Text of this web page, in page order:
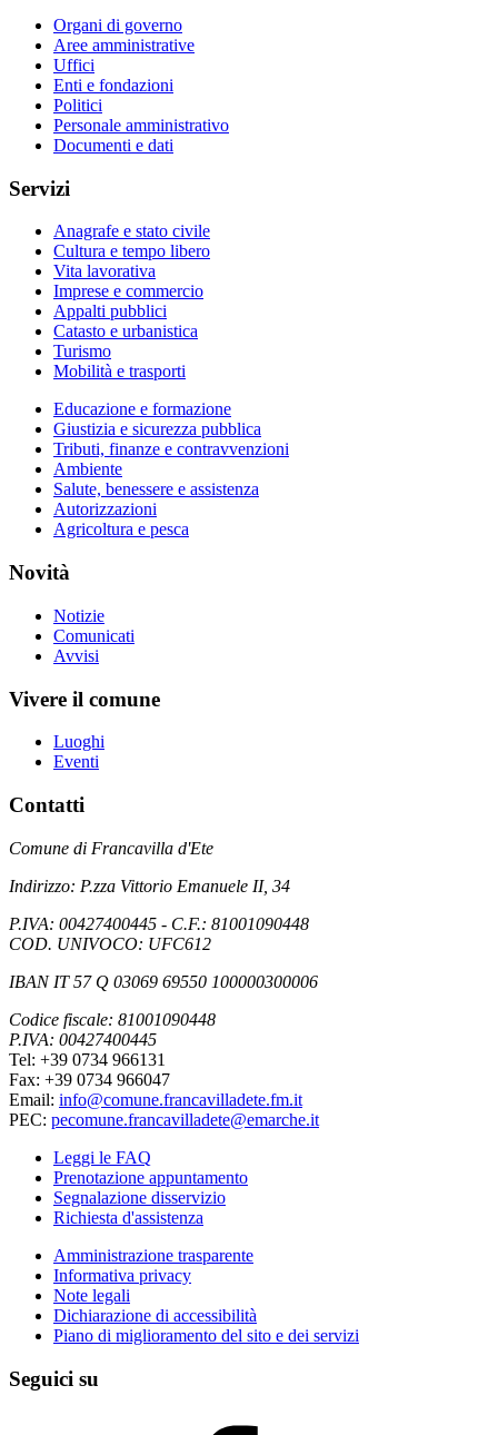
Organi di governo
Aree amministrative
Uffici
Enti e fondazioni
Politici
Personale amministrativo
Documenti e dati
Servizi
Anagrafe e stato civile
Cultura e tempo libero
Vita lavorativa
Imprese e commercio
Appalti pubblici
Catasto e urbanistica
Turismo
Mobilità e trasporti
Educazione e formazione
Giustizia e sicurezza pubblica
Tributi, finanze e contravvenzioni
Ambiente
Salute, benessere e assistenza
Autorizzazioni
Agricoltura e pesca
Novità
Notizie
Comunicati
Avvisi
Vivere il comune
Luoghi
Eventi
Contatti
Comune di Francavilla d'Ete
Indirizzo: P.zza Vittorio Emanuele II, 34
P.IVA: 00427400445 - C.F.: 81001090448
COD. UNIVOCO: UFC612
IBAN IT 57 Q 03069 69550 100000300006
Codice fiscale: 81001090448
P.IVA: 00427400445
Tel: +39 0734 966131
Fax: +39 0734 966047
Email: info@comune.francavilladete.fm.it
PEC: pecomune.francavilladete@emarche.it
Leggi le FAQ
Prenotazione appuntamento
Segnalazione disservizio
Richiesta d'assistenza
Amministrazione trasparente
Informativa privacy
Note legali
Dichiarazione di accessibilità
Piano di miglioramento del sito e dei servizi
Seguici su